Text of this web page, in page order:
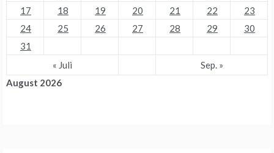
August 2026
17
18 19 20 21 22
23
24
25 26 27 28 29
30
31
« Juli
Sep. »